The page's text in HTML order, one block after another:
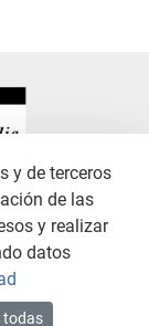
y de terceros
de las
y realizar
datos
todas